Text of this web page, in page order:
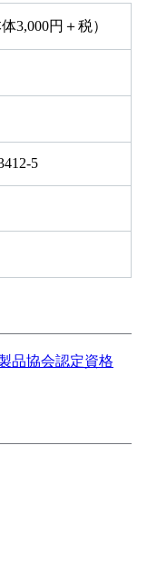
3,000円＋税）
5
品協会認定資格